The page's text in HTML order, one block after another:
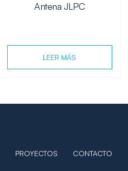
Antena JLPC
LEER MÁS
PROYECTOS CONTACTO